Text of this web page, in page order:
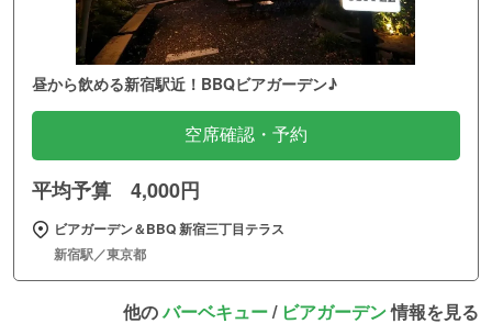
昼から飲める新宿駅近！BBQビアガーデン♪
空席確認・予約
平均予算 4,000円
ビアガーデン＆BBQ 新宿三丁目テラス
新宿駅／東京都
他のバーベキュー/ ビアガーデン情報を見る